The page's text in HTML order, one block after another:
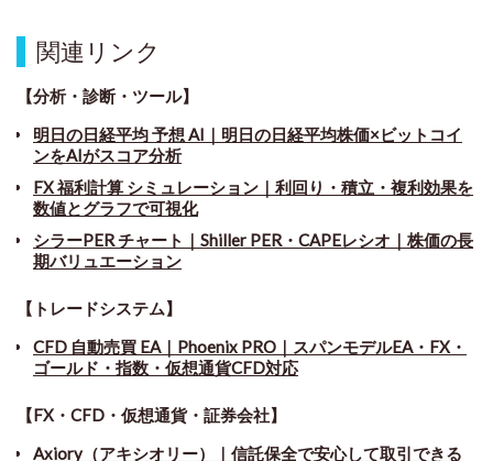
関連リンク
【分析・診断・ツール】
明日の日経平均 予想 AI｜明日の日経平均株価×ビットコイ
ンをAIがスコア分析
FX 福利計算 シミュレーション｜利回り・積立・複利効果を
数値とグラフで可視化
シラーPER チャート ｜ Shiller PER・CAPEレシオ｜株価の長
期バリュエーション
【トレードシステム】
CFD 自動売買 EA｜Phoenix PRO｜スパンモデルEA・FX・
ゴールド・指数・仮想通貨CFD対応
【FX・CFD・仮想通貨・証券会社】
Axiory（アキシオリー）｜信託保全で安心して取引できる